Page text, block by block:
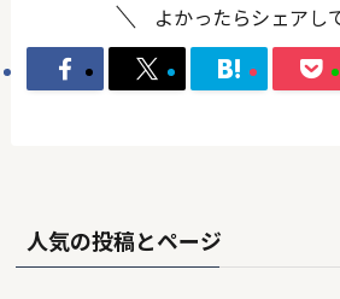
よかったらシェアし
人気の投稿とページ